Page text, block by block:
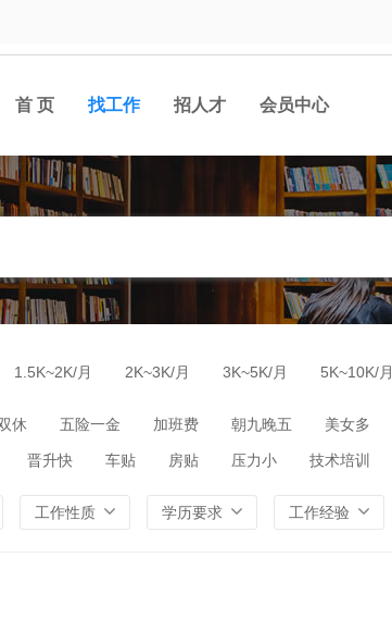
首 页 找工作 招人才 会员中心
1.5K~2K/月 2K~3K/月 3K~5K/月 5K~10K/月
休 五险一金 加班费 朝九晚五 美女多
晋升快 车贴 房贴 压力小 技术培训
工作性质 学历要求 工作经验